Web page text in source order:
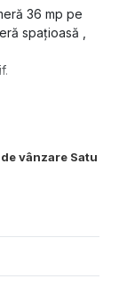
vânzare Satu
36 mp pe
spațioasă ,